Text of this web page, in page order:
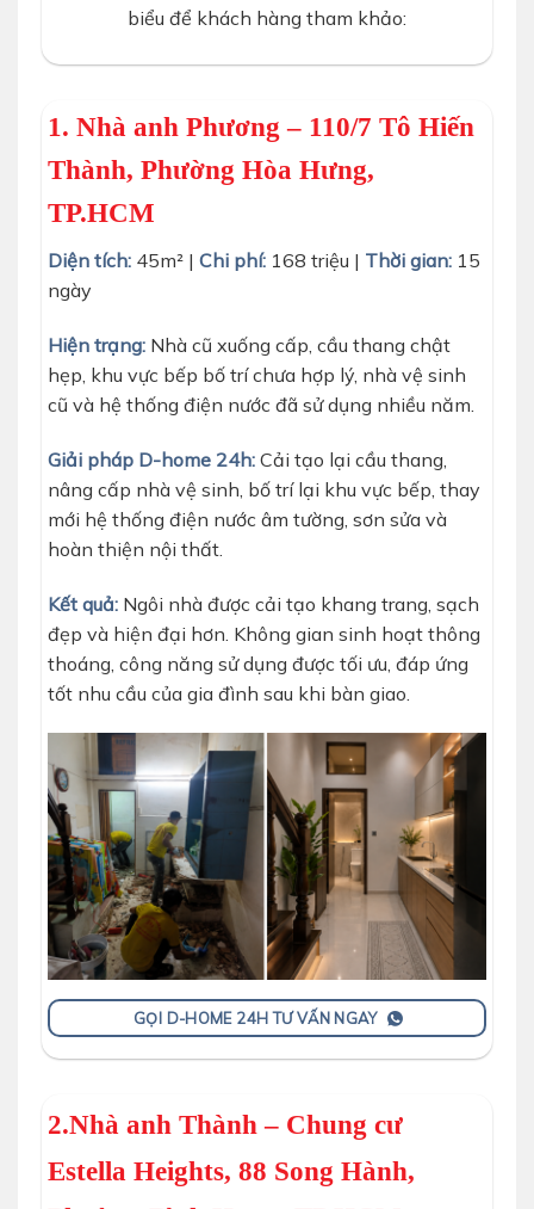
biểu để khách hàng tham khảo:
1. Nhà anh Phương – 110/7 Tô Hiến
Thành, Phường Hòa Hưng,
TP.HCM
Diện tích: 45m² | Chi phí: 168 triệu | Thời gian: 15
ngày
Hiện trạng: Nhà cũ xuống cấp, cầu thang chật
hẹp, khu vực bếp bố trí chưa hợp lý, nhà vệ sinh
cũ và hệ thống điện nước đã sử dụng nhiều năm.
Giải pháp D-home 24h: Cải tạo lại cầu thang,
nâng cấp nhà vệ sinh, bố trí lại khu vực bếp, thay
mới hệ thống điện nước âm tường, sơn sửa và
hoàn thiện nội thất.
Kết quả: Ngôi nhà được cải tạo khang trang, sạch
đẹp và hiện đại hơn. Không gian sinh hoạt thông
thoáng, công năng sử dụng được tối ưu, đáp ứng
tốt nhu cầu của gia đình sau khi bàn giao.
GỌI D-HOME 24H TƯ VẤN NGAY
2.Nhà anh Thành – Chung cư
Estella Heights, 88 Song Hành,